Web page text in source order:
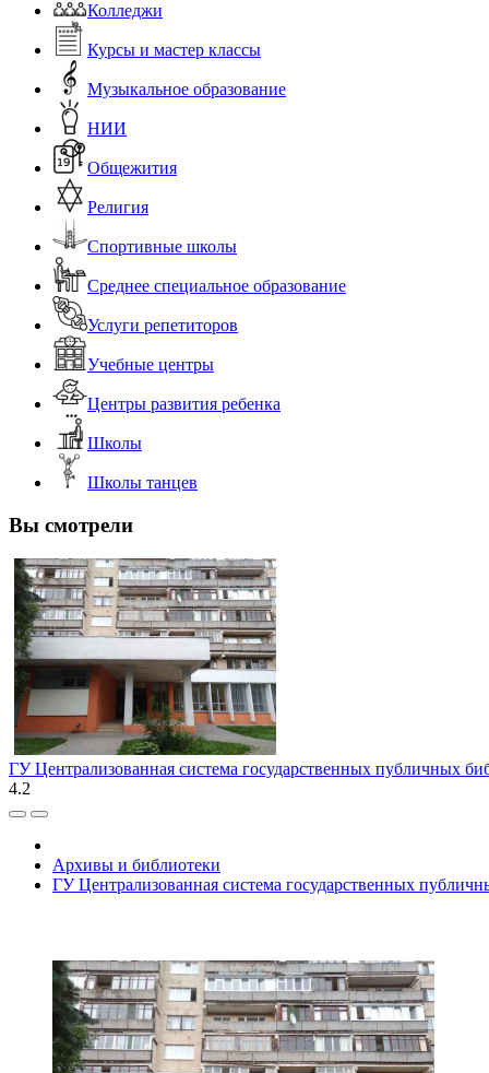
Колледжи
Курсы и мастер классы
Музыкальное образование
НИИ
Общежития
Религия
Спортивные школы
Среднее специальное образование
Услуги репетиторов
Учебные центры
Центры развития ребенка
Школы
Школы танцев
Вы смотрели
ГУ Централизованная система государственных публичных
4.2
Архивы и библиотеки
ГУ Централизованная система государственных